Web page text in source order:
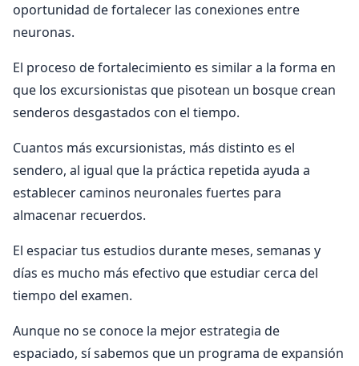
oportunidad de fortalecer las conexiones entre
neuronas.
El proceso de fortalecimiento es similar a la forma en
que los excursionistas que pisotean un bosque crean
senderos desgastados con el tiempo.
Cuantos más excursionistas, más distinto es el
sendero, al igual que la práctica repetida ayuda a
establecer caminos neuronales fuertes para
almacenar recuerdos.
El espaciar tus estudios durante meses, semanas y
días es mucho más efectivo que estudiar cerca del
tiempo del examen.
Aunque no se conoce la mejor estrategia de
espaciado, sí sabemos que un programa de expansión